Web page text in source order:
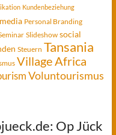
Kundenbeziehung
Personal Branding
Slideshow social
Steuern Tansania
Village Africa
Voluntourismus
Op Jück